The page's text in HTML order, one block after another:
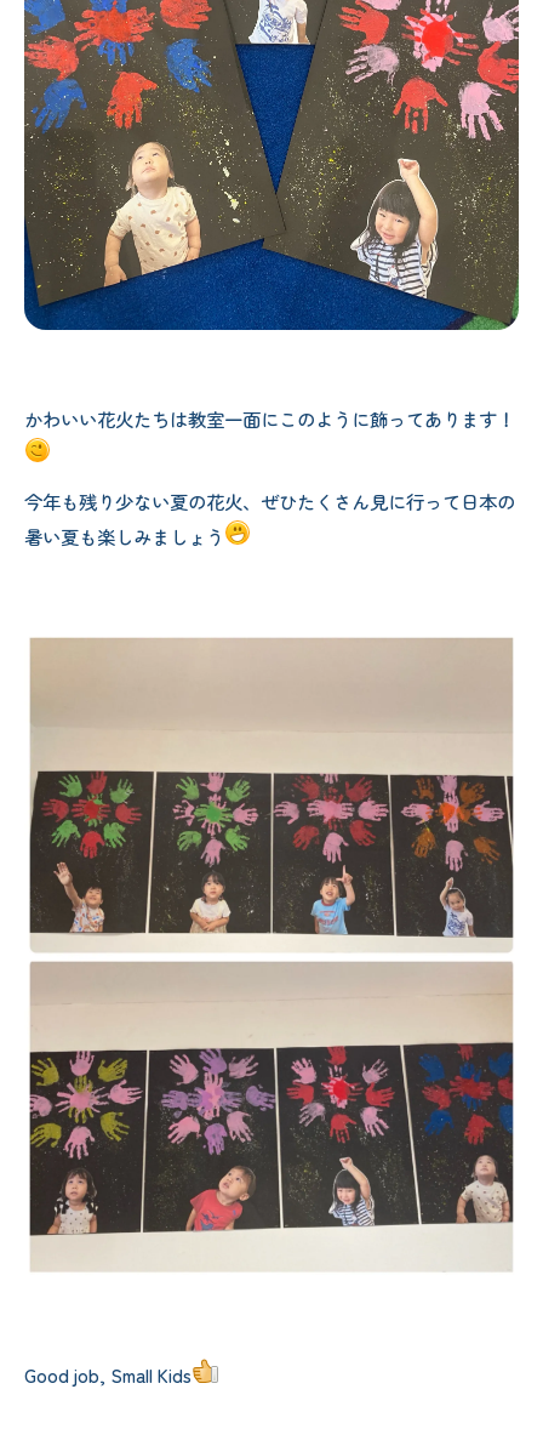
かわいい花火たちは教室一面にこのように飾ってあります！
今年も残り少ない夏の花火、ぜひたくさん見に行って日本の
暑い夏も楽しみましょう
Good job, Small Kids